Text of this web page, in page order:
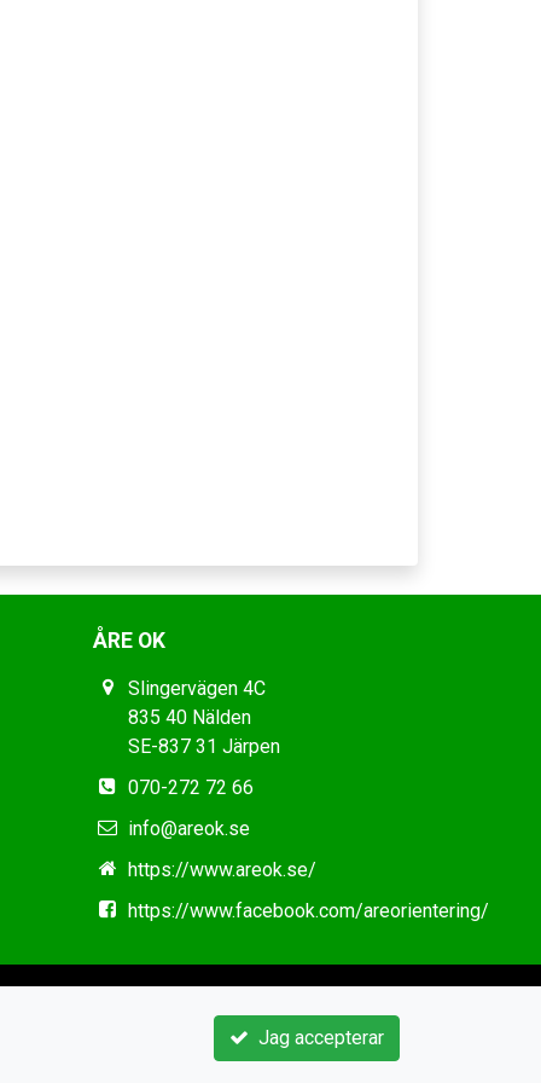
ÅRE OK
Slingervägen 4C
835 40 Nälden
SE-837 31 Järpen
070-272 72 66
info@areok.se
https://www.areok.se/
https://www.facebook.com/areorientering/
Jag accepterar